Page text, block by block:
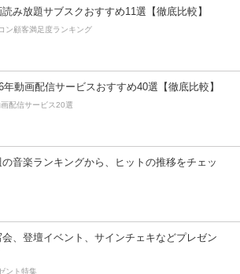
み放題サブスクおすすめ11選【徹底比較】
ン顧客満足度ランキング
年動画配信サービスおすすめ40選【徹底比較】
配信サービス20選
の音楽ランキングから、ヒットの推移をチェッ
会、登壇イベント、サインチェキなどプレゼン
ント特集